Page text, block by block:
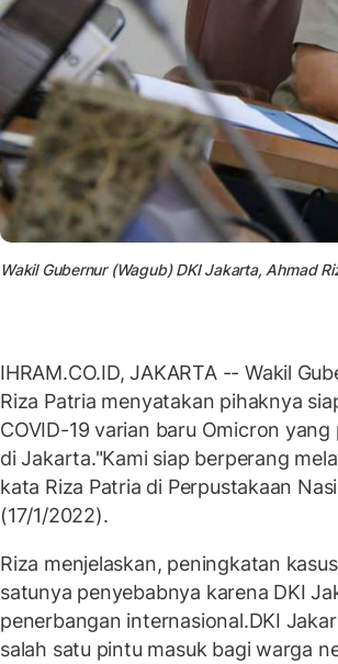
Wakil Gubernur (Wagub) DKI Jakarta, Ahmad
IHRAM.CO.ID, JAKARTA -- Wakil
Riza Patria menyatakan pihaknya
COVID-19 varian baru Omicron
di Jakarta."Kami siap berperang
kata Riza Patria di Perpustakaan
(17/1/2022).
Riza menjelaskan, peningkatan
satunya penyebabnya karena DKI
penerbangan internasional.DKI
salah satu pintu masuk bagi warga